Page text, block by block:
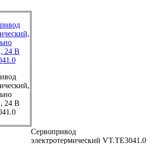
24 В
Сервопривод
электротермический VT.TE3041.0